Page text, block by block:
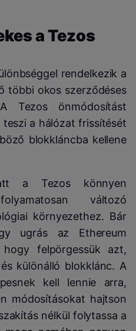
a Tezos
rendelkezik a
többi okos szerződéses
Tezos önmódosítást
a hálózat frissítését
blokkláncba kellene
a Tezos könnyen
változó
környezethez. Bár
ugrás az Ethereum
hogy felpörgessük azt,
különálló blokklánc. A
kell lennie arra,
módosításokat hajtson
nélkül folytassa a